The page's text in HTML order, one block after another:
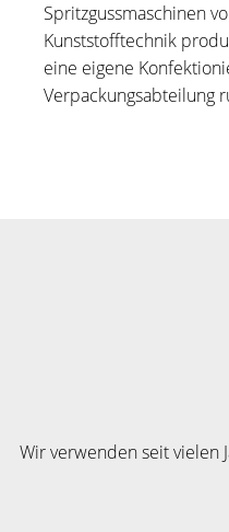
Spritzgussmaschinen
Kunststofftechnik
eine eigene
Verpackungsabteilung
Wir verwenden seit vielen